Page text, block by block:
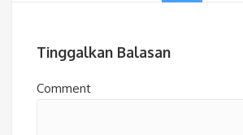
Tinggalkan Balasan
Comment